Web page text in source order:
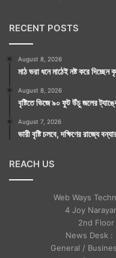
RECENT POSTS
August 8, 2026
মাঠ ভরা ধনে মাঠেই নষ্ট করে
August 8, 2026
বৃষ্টিতে ভিজে ৯০ ফুট উঁচু জলের
August 7, 2026
ভারী বৃষ্টি চলবে, দক্ষিণের রাজ্যে
REACH US
Web Ways
4 Joy
2nd Floor
News Desk :
General /